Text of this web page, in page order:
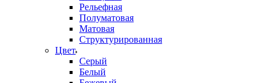
Рельефная
Полуматовая
Матовая
Структурированная
Цвет
Серый
Белый